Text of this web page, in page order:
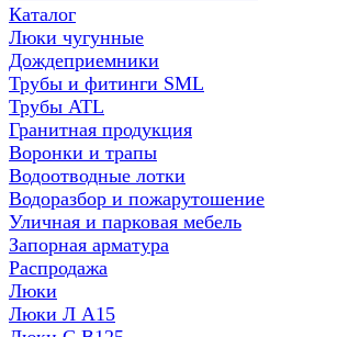
Каталог
Люки чугунные
Дождеприемники
Трубы и фитинги SML
Трубы ATL
Гранитная продукция
Воронки и трапы
Водоотводные лотки
Водоразбор и пожарутошение
Уличная и парковая мебель
Запорная арматура
Распродажа
Люки
Люки Л А15